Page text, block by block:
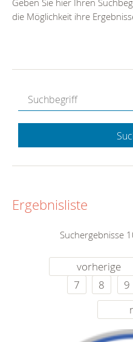
Geben Sie hier Ihren
die Möglichkeit ihre
Ergebnisliste
Suchergebnisse
vorherige
7
8 9